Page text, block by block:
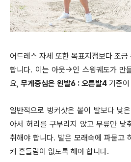
어드레스 자세 또한 목표지점보다 조
합니다. 이는 아웃->인 스윙궤도가 만
요, 무게중심은 왼발6 : 오른발4 기준
일반적으로 벙커샷은 볼이 발보다 낮
아서 허리를 구부리지 않고 무릎만 낮
취해야 합니다. 발은 모래속에 파묻고
켜 흔들림이 없도록 해야 합니다.